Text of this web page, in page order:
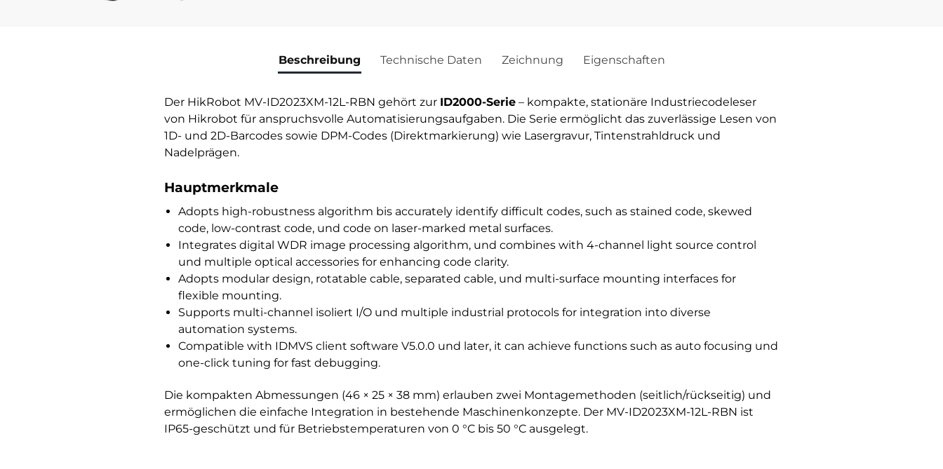
Beschreibung Technische Daten Zeichnung Eigenschaften
Der HikRobot MV-ID2023XM-12L-RBN gehört zur ID2000-Serie– kompakte, stationäre Industriecodeleser
von Hikrobot für anspruchsvolle Automatisierungsaufgaben. Die Serie ermöglicht das zuverlässige Lesen von
1D- und 2D-Barcodes sowie DPM-Codes (Direktmarkierung) wie Lasergravur, Tintenstrahldruck und
Nadelprägen.
Hauptmerkmale
Adopts high-robustness algorithm bis accurately identify difficult codes, such as stained code, skewed
code, low-contrast code, und code on laser-marked metal surfaces.
Integrates digital WDR image processing algorithm, und combines with 4-channel light source control
und multiple optical accessories for enhancing code clarity.
Adopts modular design, rotatable cable, separated cable, und multi-surface mounting interfaces for
flexible mounting.
Supports multi-channel isoliert I/O und multiple industrial protocols for integration into diverse
automation systems.
Compatible with IDMVS client software V5.0.0 und later, it can achieve functions such as auto focusing und
one-click tuning for fast debugging.
Die kompakten Abmessungen (46 × 25 × 38 mm) erlauben zwei Montagemethoden (seitlich/rückseitig) und
ermöglichen die einfache Integration in bestehende Maschinenkonzepte. Der MV-ID2023XM-12L-RBN ist
IP65-geschützt und für Betriebstemperaturen von 0 °C bis 50 °C ausgelegt.